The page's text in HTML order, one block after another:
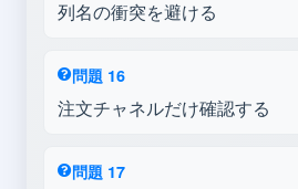
列名の衝突を避ける
問題 16
注文チャネルだけ確認する
問題 17